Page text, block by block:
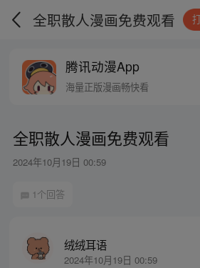
全职散人漫画免费观看
腾讯动漫App
海量正版漫画畅快看
全职散人漫画免费观看
2024年10月19日 00:59
1个回答
绒绒耳语
2024年10月19日 00:59